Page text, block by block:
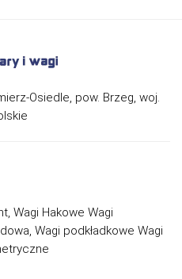
Osiedle, pow. Brzeg, woj.
Wagi Hakowe Wagi
Wagi podkładkowe Wagi